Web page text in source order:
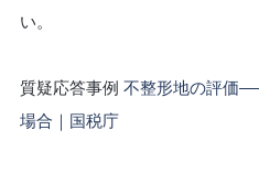
い。
質疑応答事例 不整形地の評価
場合｜国税庁